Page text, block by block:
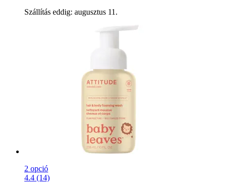
Szállítás eddig: augusztus 11.
2 opció
4.4 (14)